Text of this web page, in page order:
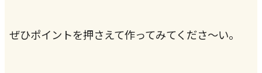
ぜひポイントを押さえて作ってみてくださ～い。